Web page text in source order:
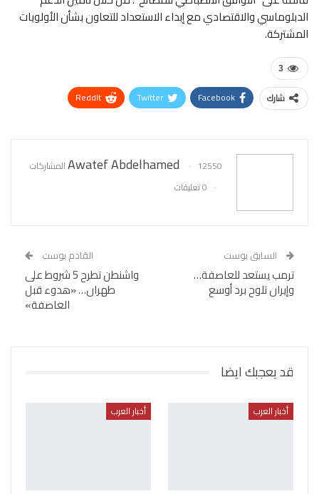
الدبلوماسي والاقتصادي مع إبداء الاستعداد للتعاون بشأن الأولويات
المشتركة.
3
شارك Facebook
Twitter
ReddIt
Awatef Abdelhamed
12550 المشاركات
0 تعليقات
السابق بوست
ترمب يستعد للعاصفة…
وإيران تلوح برد أوسع
القادم بوست
واشنطن تطرح 5 شروط على
طهران… «هدوء قبل
العاصفة»
قد يعجبك ايضا
أخبار العرب أخبار العرب